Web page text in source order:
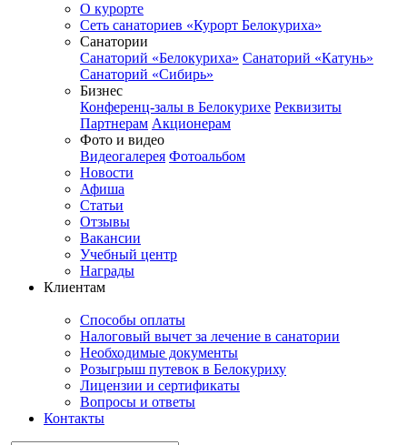
О курорте
Сеть санаториев «Курорт Белокуриха»
Санатории
Санаторий «Белокуриха» Санаторий «Катунь»
Санаторий «Сибирь»
Бизнес
Конференц-залы в Белокурихе Реквизиты
Партнерам Акционерам
Фото и видео
Видеогалерея Фотоальбом
Новости
Афиша
Статьи
Отзывы
Вакансии
Учебный центр
Награды
Клиентам
Способы оплаты
Налоговый вычет за лечение в санатории
Необходимые документы
Розыгрыш путевок в Белокуриху
Лицензии и сертификаты
Вопросы и ответы
Контакты